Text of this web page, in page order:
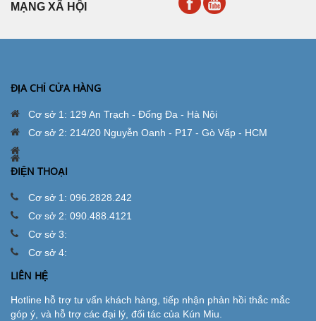
MẠNG XÃ HỘI
ĐỊA CHỈ CỬA HÀNG
Cơ sở 1: 129 An Trạch - Đống Đa - Hà Nội
Cơ sở 2: 214/20 Nguyễn Oanh - P17 - Gò Vấp - HCM
ĐIỆN THOẠI
Cơ sở 1: 096.2828.242
Cơ sở 2: 090.488.4121
Cơ sở 3:
Cơ sở 4:
LIÊN HỆ
Hotline hỗ trợ tư vấn khách hàng, tiếp nhận phản hồi thắc mắc
góp ý, và hỗ trợ các đại lý, đối tác của Kún Miu.